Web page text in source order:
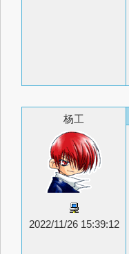
杨工
2022/11/26 15:39:12